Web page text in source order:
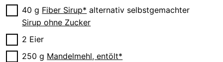
▢
40 g Fiber Sirup* alternativ selbstgemachter
Sirup ohne Zucker
▢
2 Eier
▢
250 g Mandelmehl, entölt*